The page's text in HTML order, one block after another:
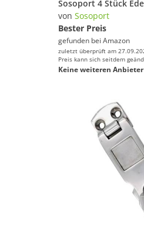
von Sosoport
Bester Preis
gefunden bei Amazon
zuletzt überprüft am
Preis kann sich seitdem
Keine weiteren Anbieter